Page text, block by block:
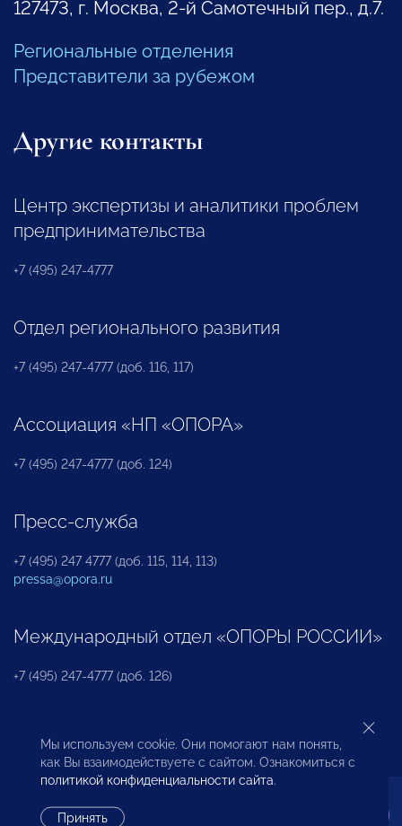
127473, г. Москва, 2-й Самотечный пер., д.7.
Региональные отделения
Представители за рубежом
Другие контакты
Центр экспертизы и аналитики проблем
предпринимательства
+7 (495) 247-4777
Отдел регионального развития
+7 (495) 247-4777 (доб. 116, 117)
Ассоциация «НП «ОПОРА»
+7 (495) 247-4777 (доб. 124)
Пресс-служба
+7 (495) 247 4777 (доб. 115, 114, 113)
pressa@opora.ru
Международный отдел «ОПОРЫ РОССИИ»
+7 (495) 247-4777 (доб. 126)
Бюро по защите прав предпринимателей и
инвесторов
Мы используем cookie. Они помогают нам понять,
как Вы взаимодействуете с сайтом. Ознакомиться с
политикой конфиденциальности сайта.
Принять